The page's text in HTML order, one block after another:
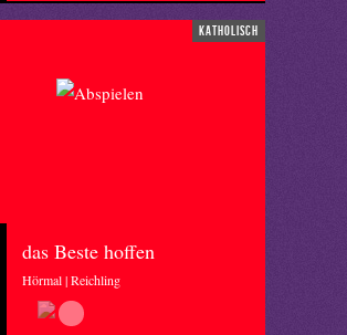
katholisch
das Beste hoffen
Hörmal | Reichling